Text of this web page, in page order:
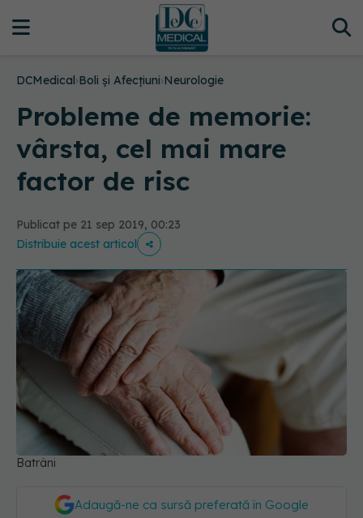
DCMedical›Boli și Afecțiuni›Neurologie
Probleme de memorie:
vârsta, cel mai mare
factor de risc
Publicat pe 21 sep 2019, 00:23
Distribuie acest articol
Batrâni
Adaugă-ne ca sursă preferată în Google